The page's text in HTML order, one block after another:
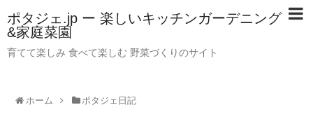
ポタジェ.jp ー 楽しいキッチンガーデニング
&家庭菜園
育てて楽しみ 食べて楽しむ 野菜づくりのサイト
ホーム ポタジェ日記